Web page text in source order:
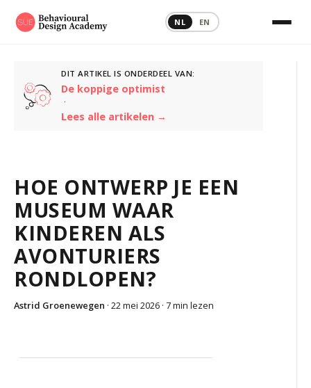
NL EN
DIT ARTIKEL IS ONDERDEEL VAN:
De koppige optimist
·
Lees alle artikelen →
HOE ONTWERP JE EEN
MUSEUM WAAR
KINDEREN ALS
AVONTURIERS
RONDLOPEN?
Astrid Groenewegen · 22 mei 2026 · 7 min lezen